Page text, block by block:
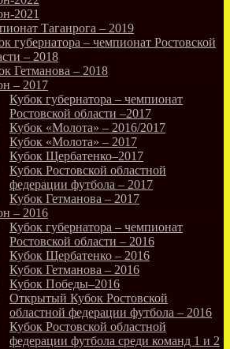
2021
Таганрога – 2019
губернатора – чемпионат Ростовской
– 2018
Гетманова – 2018
– 2017
Кубок губернатора – чемпионат
Ростовской области –2017
Кубок «Молота» – 2016/2017
Кубок «Молота» – 2017
Кубок Щербатенко–2017
Кубок Ростовской областной
федерации футбола – 2017
Кубок Гетманова – 2017
– 2016
Кубок губернатора – чемпионат
Ростовской области – 2016
Кубок Щербатенко – 2016
Кубок Гетманова – 2016
Кубок Победы–2016
Открытый Кубок Ростовской
областной федерации футбола – 2016
Кубок Ростовской областной
федерации футбола среди команд 1 и 2